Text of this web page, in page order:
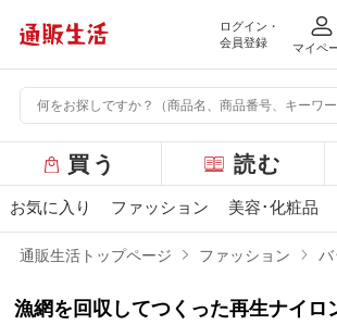
ログイン・
会員登録
マイペ
ー
バ
ュ
買う 読む
お気に入り ファッション 美容･化粧品
通販生活トップページ ファッション バ
漁網を回収してつくった再生ナイロ